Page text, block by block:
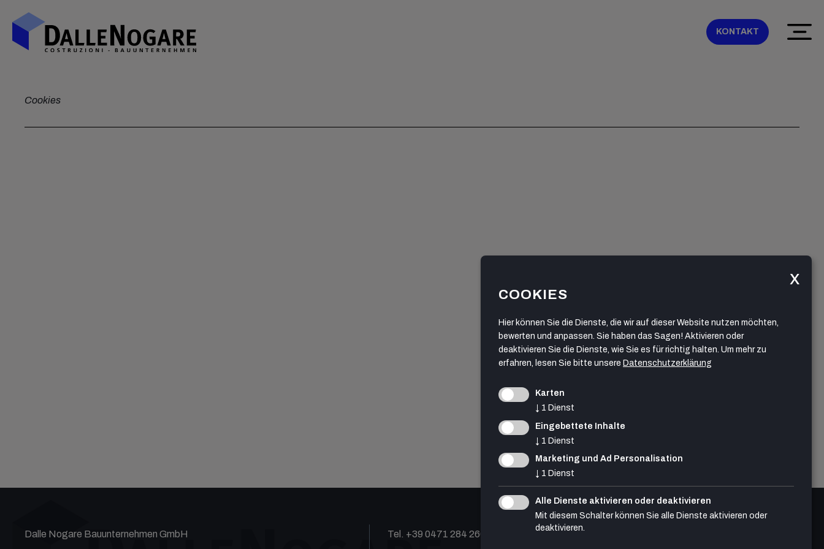
KONTAKT
Cookies
Dalle Nogare Bauunternehmen GmbH
Tel. +39 0471 284 260
COOKIES
Hier können Sie die Dienste, die wir auf dieser Website nutzen möchten,
bewerten und anpassen. Sie haben das Sagen! Aktivieren oder
deaktivieren Sie die Dienste, wie Sie es für richtig halten. Um mehr zu
erfahren, lesen Sie bitte unsere Datenschutzerklärung
Karten
1 Dienst
Eingebettete Inhalte
↓ 1 Dienst
Marketing und Ad Personalisation
↓ 1 Dienst
Alle Dienste aktivieren oder deaktivieren
Mit diesem Schalter können Sie alle Dienste aktivieren oder
deaktivieren.